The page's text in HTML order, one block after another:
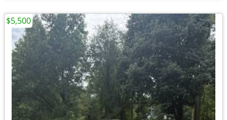
$5,500